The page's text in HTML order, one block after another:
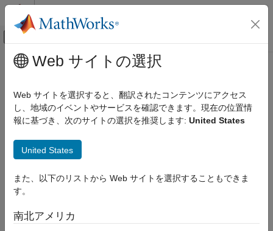
コンテンツへスキップ
オフキャンバス ナビゲーション メ
ドキュメンテーションのホーム
SimEvents
Simulation, Debugging, and Visualization
SimEvents
Block Authoring
Create Custom Visualization
simevents.SimulationObserver Class
メインコンテンツ
simevents.SimulationObserver
Class
Namespace:simevents
SimEventsblocks
Description
Web サイトの選択
Web サイトを選択すると、翻訳されたコンテンツにアクセス
し、地域のイベントやサービスを確認できます。現在の位置情
報に基づき、次のサイトの選択を推奨します: United States
United States
また、以下のリストから Web サイトを選択することもできま
す。
南北アメリカ